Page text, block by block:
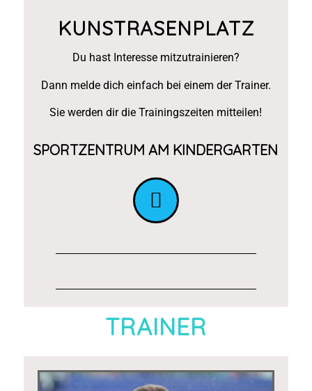
KUNSTRASENPLATZ
Du hast Interesse mitzutrainieren?
Dann melde dich einfach bei einem der Trainer.
Sie werden dir die Trainingszeiten mitteilen!
SPORTZENTRUM AM KINDERGARTEN
TRAINER